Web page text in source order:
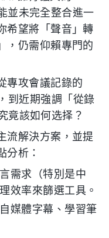
並未完全整合進一
希望將「聲音」轉
，仍需仰賴專門的
專攻會議記錄的
到近期強調「從錄
竟該如何选择？
流解決方案，並提
分析：
需求（特別是中
效率來篩選工具。
媒體字幕、學習筆